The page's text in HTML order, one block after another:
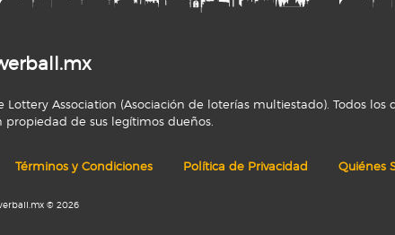
Association (Asociación de loterías multiestado). Todos los
propiedad de sus legítimos dueños.
Términos y Condiciones Política de Privacidad Quiénes
© 2026